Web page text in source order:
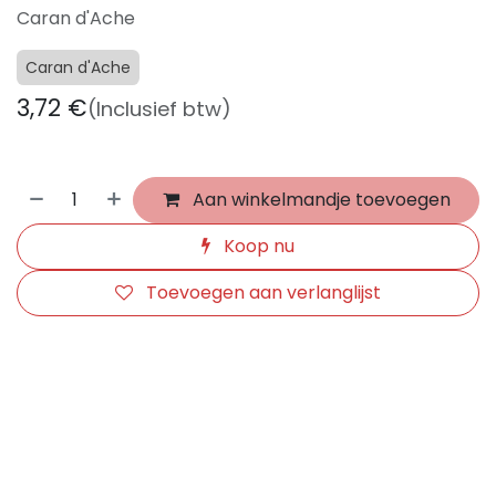
Caran d'Ache
Caran d'Ache
3,72 €(Inclusief btw)
Aan winkelmandje toevoegen
Koop nu
Toevoegen aan verlanglijst